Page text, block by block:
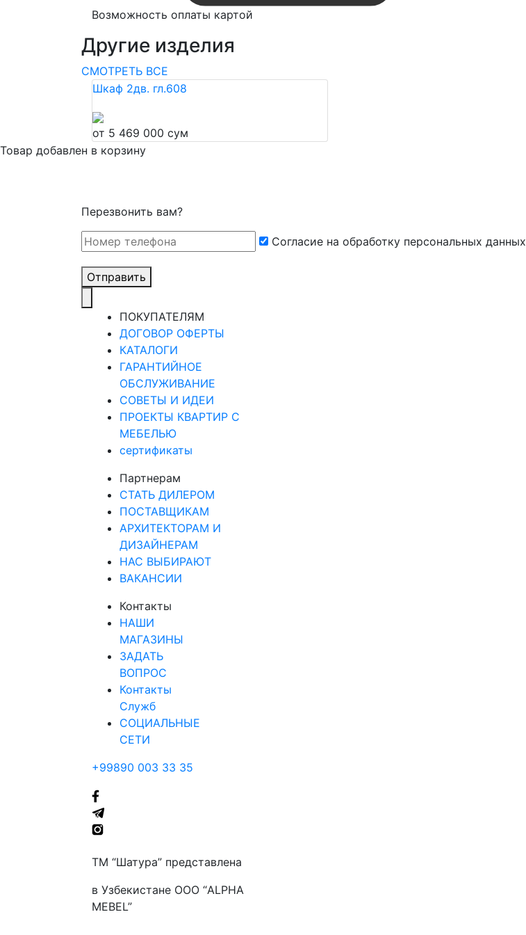
Возможность оплаты картой
Другие изделия
СМОТРЕТЬ ВСЕ
Шкаф 2дв. гл.608
от 5 469 000 сум
Товар добавлен в корзину
Перезвонить вам?
Cогласие на обработку персональных данных
Отправить
ПОКУПАТЕЛЯМ
ДОГОВОР ОФЕРТЫ
КАТАЛОГИ
ГАРАНТИЙНОЕ
ОБСЛУЖИВАНИЕ
СОВЕТЫ И ИДЕИ
ПРОЕКТЫ КВАРТИР С
МЕБЕЛЬЮ
сертификаты
Партнерам
СТАТЬ ДИЛЕРОМ
ПОСТАВЩИКАМ
АРХИТЕКТОРАМ И
ДИЗАЙНЕРАМ
НАС ВЫБИРАЮТ
ВАКАНСИИ
Контакты
НАШИ
МАГАЗИНЫ
ЗАДАТЬ
ВОПРОС
Контакты
Служб
СОЦИАЛЬНЫЕ
СЕТИ
+99890 003 33 35
ТМ “Шатура” представлена
в Узбекистане ООО “ALPHA
MEBEL”